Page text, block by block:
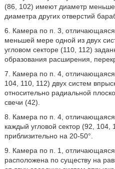
(86, 102) имеют диаметр
диаметра других отверстий
6. Камера по п. 3,
меньшей мере одной из двух
угловом секторе (110, 112)
образования расширения,
7. Камера по п. 4, отличающаяся
104, 110, 112) двух систем
относительно радиальной
свечи (42).
8. Камера по п. 4, отличающаяся
каждый угловой сектор (92, 104,
приблизительно на 20-50°.
9. Камера по п. 1, отличающаяся
расположена по существу на